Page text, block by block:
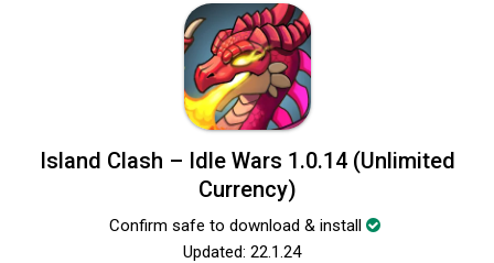
Island Clash – Idle Wars 1.0.14 (Unlimited
Currency)
Confirm safe to download & install
Updated: 22.1.24